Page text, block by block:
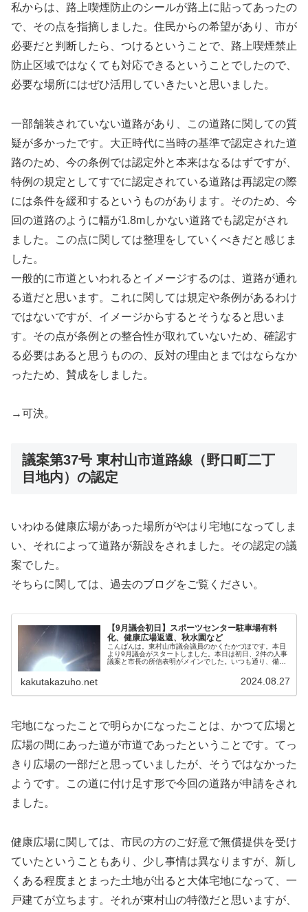
私からは、路上喫煙防止のシールが路上に貼ってあったの
で、その点を指摘しました。住民からの希望があり、市が
必要だと判断したら、つけるということで、路上喫煙禁止
防止区域ではなくても対応できるということでしたので、
必要な場所にはぜひ活用していきたいと思いました。
一部舗装されていない道路があり、この道路に関しての質
疑が多かったです。大正時代に当時の基準で認定された道
路のため、今の条例では認定外と本来はなるはずですが、
特例の規定としてすでに認定されている道路は再認定の際
には条件を緩和するというものがあります。そのため、今
回の道路のように幅が1.8mしかない道路でも認定がされ
ました。この点に関しては整理をしていくべきだと感じま
した。
一般的に市道といわれるとイメージするのは、道路が通れ
る道だと思います。これに関しては規定や条例があるわけ
ではないですが、イメージからするとそうなると思いま
す。その点が条例との整合性が取れていないため、確認す
る必要はあると思うものの、反対の理由とまではならなか
ったため、賛成をしました。
→可決。
議案第37号 東村山市道路線（野口町二丁
目地内）の認定
いわゆる健康広場があった場所がやはり宅地になってしま
い、それによって道路が新設をされました。その認定の議
案でした。
そちらに関しては、過去のブログをご覧ください。
【9月議会初日】スポーツセンター駐車場有料
化、健康広場返還、秋水園など
こんばんは。東村山市議会議員のかくたかづほです。本日
より9月議会がスタートしました。本日は初日、2件の人事
議案と市長の所信表明がメインでした。いつも通り、備忘
kakutakazuho.net 2024.08.27
宅地になったことで明らかになったことは、かつて広場と
広場の間にあった道が市道であったということです。てっ
きり広場の一部だと思っていましたが、そうではなかった
ようです。この道に付け足す形で今回の道路が申請をされ
ました。
健康広場に関しては、市民の方のご好意で無償提供を受け
ていたということもあり、少し事情は異なりますが、新し
くある程度まとまった土地が出ると大体宅地になって、一
戸建てが立ちます。それが東村山の特徴だと思いますが、